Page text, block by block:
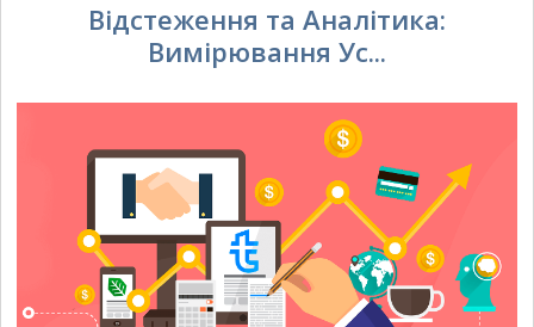
Відстеження та Аналітика:
Вимірювання Ус...